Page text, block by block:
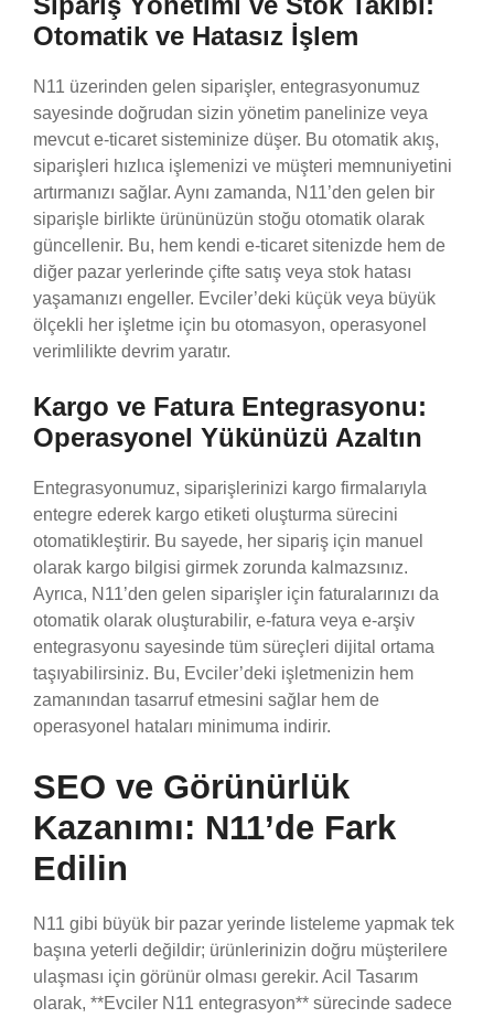
Otomatik ve Hatasız İşlem
N11 üzerinden gelen siparişler, entegrasyonumuz
sayesinde doğrudan sizin yönetim panelinize veya
mevcut e-ticaret sisteminize düşer. Bu otomatik akış,
siparişleri hızlıca işlemenizi ve müşteri memnuniyetini
artırmanızı sağlar. Aynı zamanda, N11’den gelen bir
siparişle birlikte ürününüzün stoğu otomatik olarak
güncellenir. Bu, hem kendi e-ticaret sitenizde hem de
diğer pazar yerlerinde çifte satış veya stok hatası
yaşamanızı engeller. Evciler’deki küçük veya büyük
ölçekli her işletme için bu otomasyon, operasyonel
verimlilikte devrim yaratır.
Kargo ve Fatura Entegrasyonu:
Operasyonel Yükünüzü Azaltın
Entegrasyonumuz, siparişlerinizi kargo firmalarıyla
entegre ederek kargo etiketi oluşturma sürecini
otomatikleştirir. Bu sayede, her sipariş için manuel
olarak kargo bilgisi girmek zorunda kalmazsınız.
Ayrıca, N11’den gelen siparişler için faturalarınızı da
otomatik olarak oluşturabilir, e-fatura veya e-arşiv
entegrasyonu sayesinde tüm süreçleri dijital ortama
taşıyabilirsiniz. Bu, Evciler’deki işletmenizin hem
zamanından tasarruf etmesini sağlar hem de
operasyonel hataları minimuma indirir.
SEO ve Görünürlük
Kazanımı: N11’de Fark
Edilin
N11 gibi büyük bir pazar yerinde listeleme yapmak tek
başına yeterli değildir; ürünlerinizin doğru müşterilere
ulaşması için görünür olması gerekir. Acil Tasarım
olarak, **Evciler N11 entegrasyon** sürecinde sadece